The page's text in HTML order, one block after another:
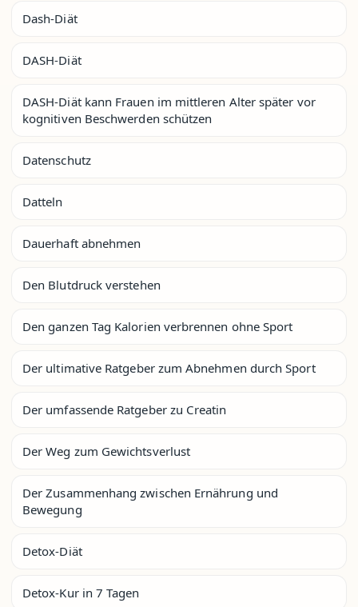
Dash-Diät
DASH-Diät
DASH-Diät kann Frauen im mittleren Alter später vor
kognitiven Beschwerden schützen
Datenschutz
Datteln
Dauerhaft abnehmen
Den Blutdruck verstehen
Den ganzen Tag Kalorien verbrennen ohne Sport
Der ultimative Ratgeber zum Abnehmen durch Sport
Der umfassende Ratgeber zu Creatin
Der Weg zum Gewichtsverlust
Der Zusammenhang zwischen Ernährung und
Bewegung
Detox-Diät
Detox-Kur in 7 Tagen